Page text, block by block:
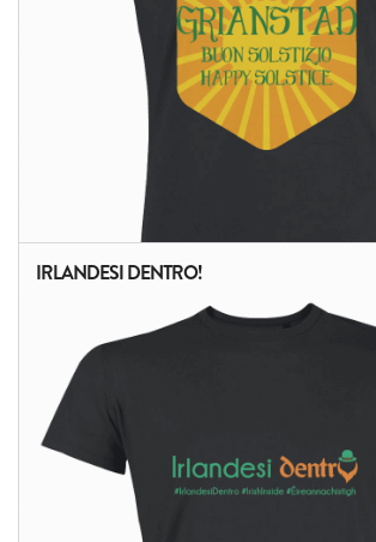
ALTRI PRODOTTI:
IRLANDESI DENTRO!